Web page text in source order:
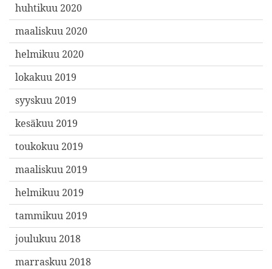
huhtikuu 2020
maaliskuu 2020
helmikuu 2020
lokakuu 2019
syyskuu 2019
kesäkuu 2019
toukokuu 2019
maaliskuu 2019
helmikuu 2019
tammikuu 2019
joulukuu 2018
marraskuu 2018